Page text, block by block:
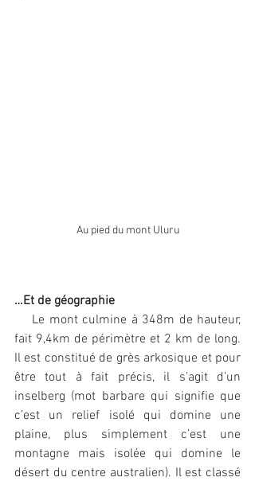
Au pied du mont Uluru
…Et de géographie
fait 9,4km de périmètre et 2 km de long.
Il est constitué de grès arkosique et pour
être tout à fait précis, il s’agit d’un
inselberg (mot barbare qui signifie que
c’est un relief isolé qui domine une
plaine, plus simplement c’est une
montagne mais isolée qui domine le
désert du centre australien). Il est classé